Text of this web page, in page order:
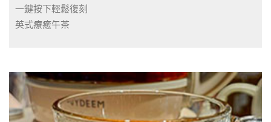
一鍵按下輕鬆復刻
英式療癒午茶